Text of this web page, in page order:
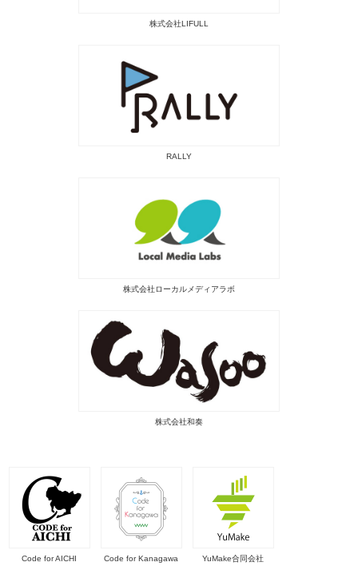
株式会社LIFULL
RALLY
株式会社ローカルメディアラボ
株式会社和奏
Code for AICHI Code for Kanagawa YuMake合同会社